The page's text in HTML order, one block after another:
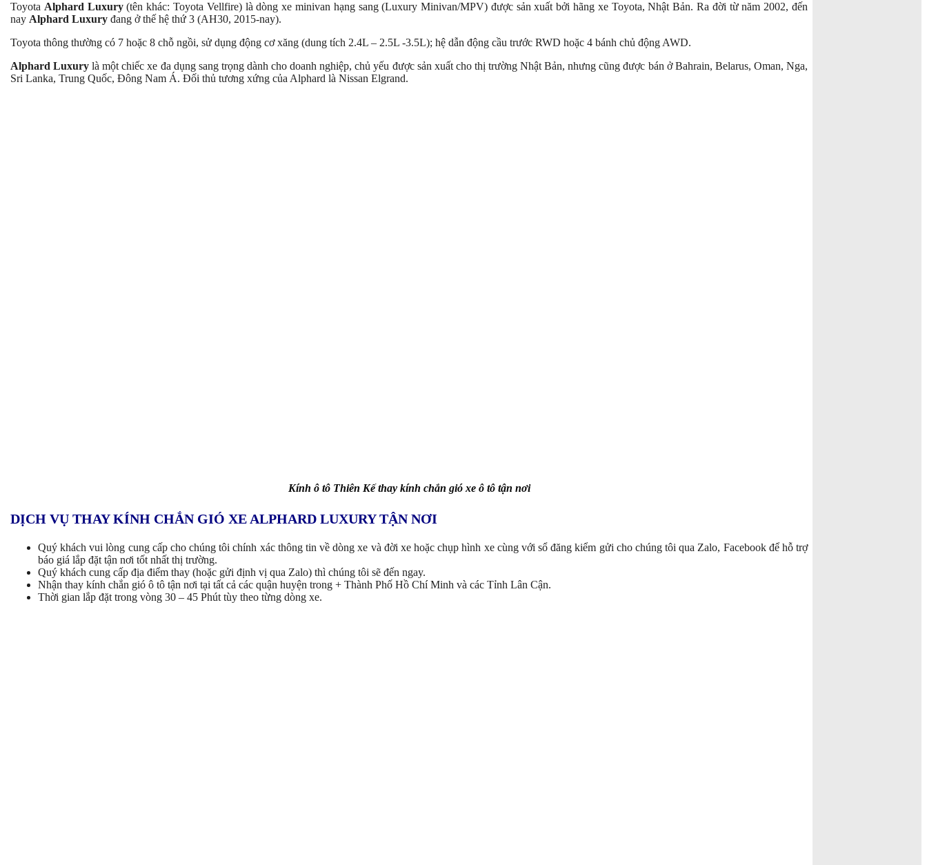
Toyota Alphard Luxury(tên khác: Toyota Vellfire) là dòng xe minivan hạng sang (Luxury Minivan/MPV) được sản xuất bởi hãng xe Toyota, Nhật Bản. Ra đời từ năm 2002, đến
nay Alphard Luxury đang ở thế hệ thứ 3 (AH30, 2015-nay).
Toyota thông thường có 7 hoặc 8 chỗ ngồi, sử dụng động cơ xăng (dung tích 2.4L – 2.5L -3.5L); hệ dẫn động cầu trước RWD hoặc 4 bánh chủ động AWD.
Alphard Luxury là một chiếc xe đa dụng sang trọng dành cho doanh nghiệp, chủ yếu được sản xuất cho thị trường Nhật Bản, nhưng cũng được bán ở Bahrain, Belarus, Oman, Nga,
Sri Lanka, Trung Quốc, Đông Nam Á. Đối thủ tương xứng của Alphard là Nissan Elgrand.
Kính ô tô Thiên Kế thay kính chắn gió xe ô tô tận nơi
DỊCH VỤ THAY KÍNH CHẮN GIÓ XE ALPHARD LUXURY TẬN NƠI
Quý khách vui lòng cung cấp cho chúng tôi chính xác thông tin về dòng xe và đời xe hoặc chụp hình xe cùng với sổ đăng kiểm gửi cho chúng tôi qua Zalo, Facebook để hỗ trợ
báo giá lắp đặt tận nơi tốt nhất thị trường.
Quý khách cung cấp địa điểm thay (hoặc gửi định vị qua Zalo) thì chúng tôi sẽ đến ngay.
Nhận thay kính chắn gió ô tô tận nơi tại tất cả các quận huyện trong + Thành Phố Hồ Chí Minh và các Tỉnh Lân Cận.
Thời gian lắp đặt trong vòng 30 – 45 Phút tùy theo từng dòng xe.